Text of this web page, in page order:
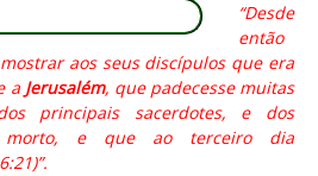
“Desde
então
aos seus discípulos que era
a Jerusalém, que padecesse muitas
principais sacerdotes, e dos
morto, e que ao terceiro dia